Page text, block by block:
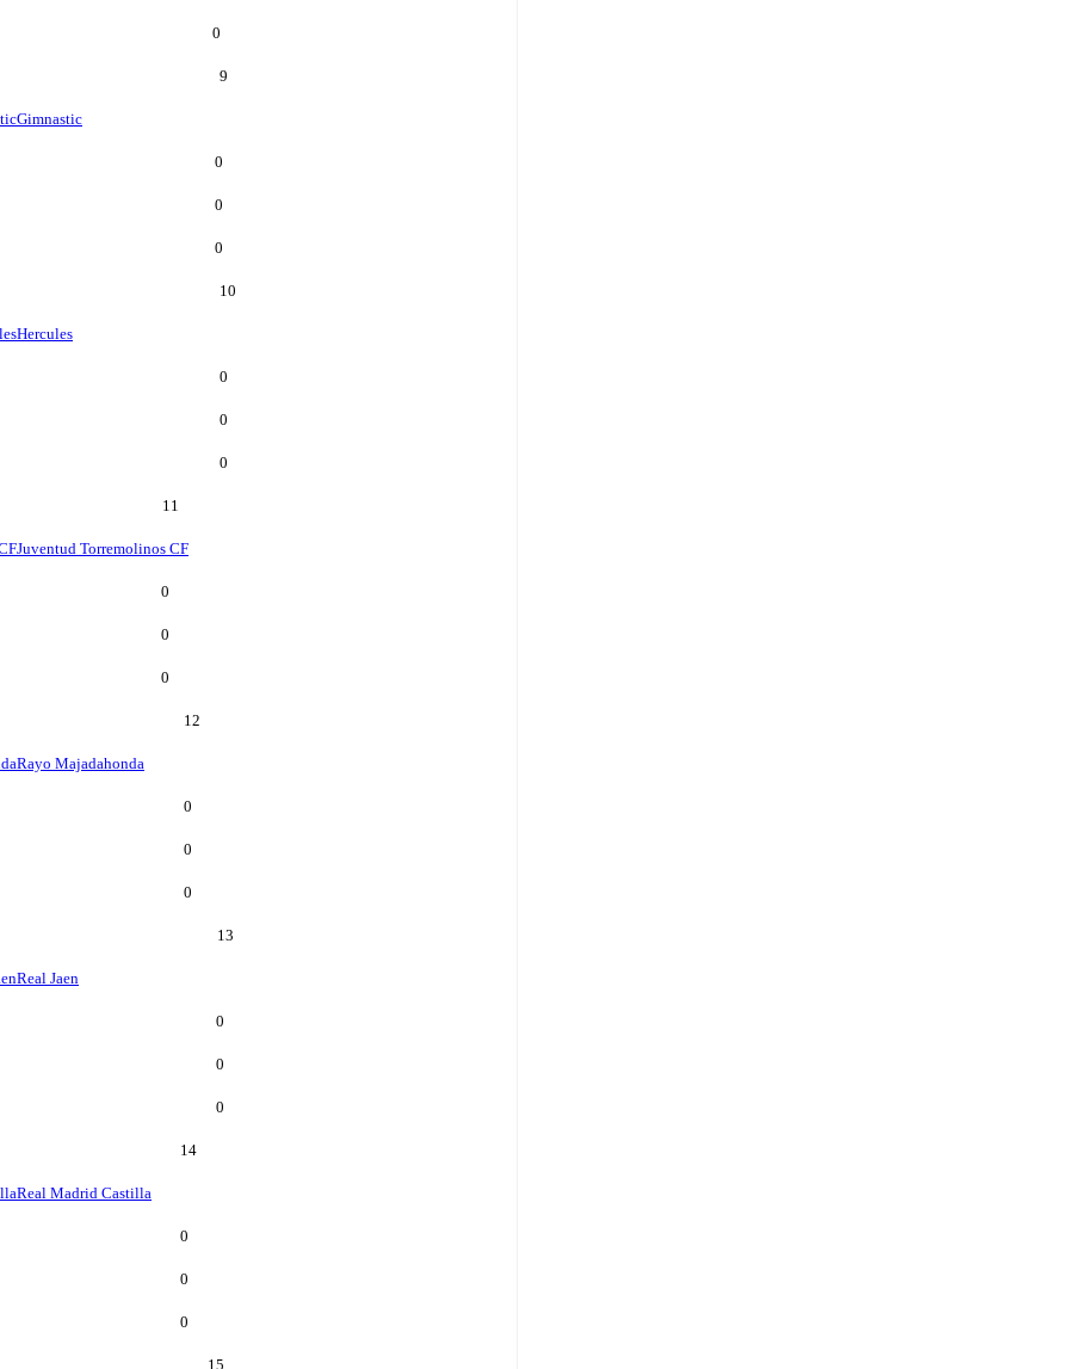
0
9
Gimnastic
0
0
0
10
Hercules
0
0
0
11
Juventud Torremolinos CF
0
0
0
12
Rayo Majadahonda
0
0
0
13
Real Jaen
0
0
0
14
Real Madrid Castilla
0
0
0
15